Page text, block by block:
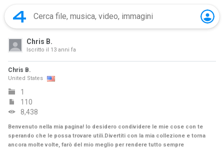
Chris B.
Iscritto il 13 anni fa
Chris B.
United States
1
110
8,438
Benvenuto nella mia pagina! Io desidero condividere le mie cose con te
sperando che le possa trovare utili.Divertiti con la mia collezione e torna
ancora molte volte, farò del mio meglio per rendere tutto sempre